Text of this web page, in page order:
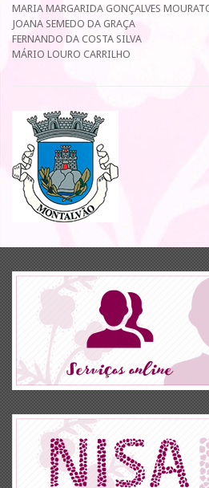
MARIA MARGARIDA GONÇALVES
JOANA SEMEDO DA GRAÇA
FERNANDO DA COSTA SILVA
MÁRIO LOURO CARRILHO